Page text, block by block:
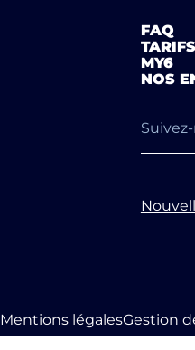
FAQ
MY6
NOS
Mentions légalesGestion